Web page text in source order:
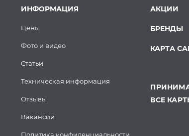
ИНФОРМАЦИЯ
Цены
Фото и видео
Статьи
Техническая информация
Отзывы
Вакансии
АКЦИИ
БРЕНДЫ
КАРТА
ВСЕ